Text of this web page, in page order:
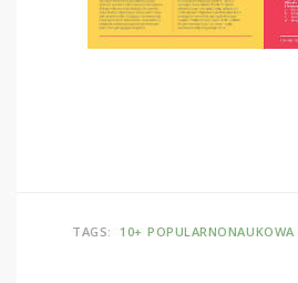
TAGS: 10+ POPULARNONAUKOWA